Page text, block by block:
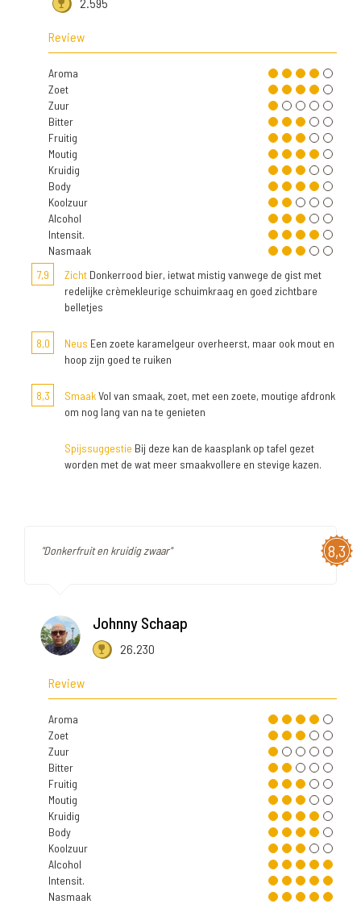
Review
Aroma
Zoet
Zuur
Bitter
Fruitig
Moutig
Kruidig
Body
Koolzuur
Alcohol
Intensit.
Nasmaak
7,9
Zicht Donkerrood bier, ietwat mistig vanwege de gist met
redelijke crèmekleurige schuimkraag en goed zichtbare
belletjes
8,0 Neus Een zoete karamelgeur overheerst, maar ook mout en
hoop zijn goed te ruiken
8,3 SmaakVol van smaak, zoet, met een zoete, moutige afdronk
om nog lang van na te genieten
Spijssuggestie Bij deze kan de kaasplank op tafel gezet
worden met de wat meer smaakvollere en stevige kazen.
8,3
"Donkerfruit en kruidig zwaar"
Johnny Schaap
26.230
Review
Aroma
Zoet
Zuur
Bitter
Fruitig
Moutig
Kruidig
Body
Koolzuur
Alcohol
Intensit.
Nasmaak